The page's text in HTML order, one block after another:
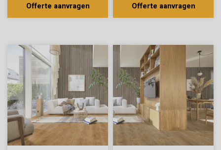
Offerte aanvragen Offerte aanvragen